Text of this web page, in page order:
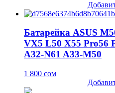
Батарейка ASUS
VX5 L50 X55 Pro56
A32-N61 A33-M50
1 800 сом